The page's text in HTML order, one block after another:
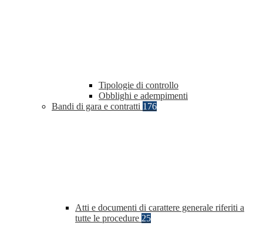
Tipologie di controllo
Obblighi e adempimenti
Bandi di gara e contratti 176
Atti e documenti di carattere generale riferiti a
tutte le procedure 25